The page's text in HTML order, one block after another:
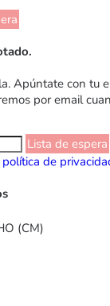
Apúntate con tu
por email
Lista de espera
política de
(CM)